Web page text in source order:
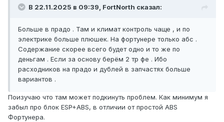
В 22.11.2025 в 09:39, FоrtNorth сказал:
Больше в прадо . Там и климат контроль чаще , и по
электрике больше плюшек. На фортунере только абс .
Содержание скорее всего будет одно и то же по
деньгам . Если за основу берём 2 тр фе . Ибо
расходников на прадо и дублей в запчастях больше
вариантов .
Поизучаю что там может подкинуть проблем. Как минимум я
забыл про блок ESP+ABS, в отличии от простой ABS
Фортунера.